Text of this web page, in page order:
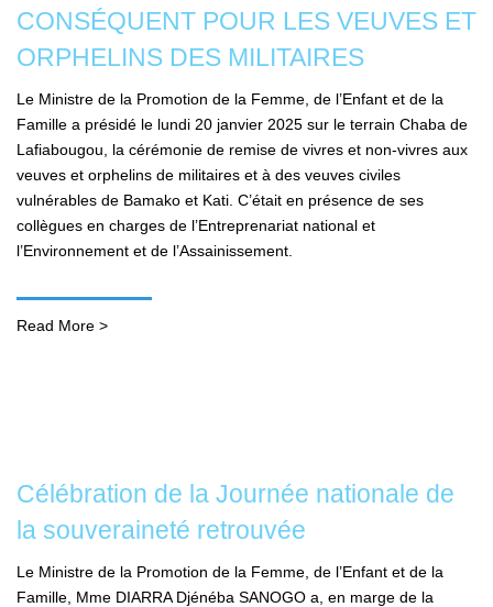
CONSÉQUENT POUR LES VEUVES ET
ORPHELINS DES MILITAIRES
Le Ministre de la Promotion de la Femme, de l’Enfant et de la
Famille a présidé le lundi 20 janvier 2025 sur le terrain Chaba de
Lafiabougou, la cérémonie de remise de vivres et non-vivres aux
veuves et orphelins de militaires et à des veuves civiles
vulnérables de Bamako et Kati. C’était en présence de ses
collègues en charges de l’Entreprenariat national et
l’Environnement et de l’Assainissement.
Read More >
Célébration de la Journée nationale de
la souveraineté retrouvée
Le Ministre de la Promotion de la Femme, de l’Enfant et de la
Famille, Mme DIARRA Djénéba SANOGO a, en marge de la